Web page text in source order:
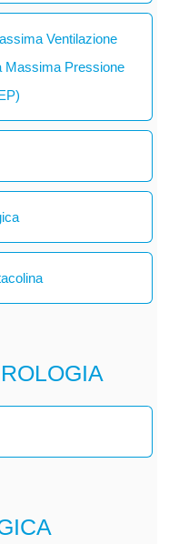
Ventilazione
Massima Pressione